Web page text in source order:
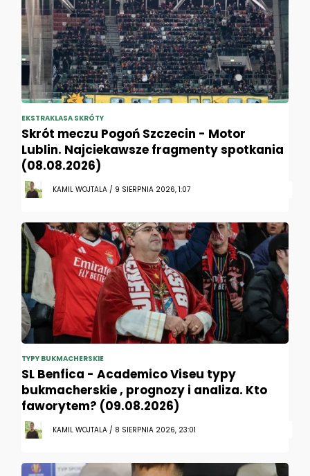
EKSTRAKLASA SKRÓTY
Skrót meczu Pogoń Szczecin - Motor
Lublin. Najciekawsze fragmenty spotkania
(08.08.2026)
KAMIL WOJTALA / 9 SIERPNIA 2026, 1:07
TYPY BUKMACHERSKIE
SL Benfica - Academico Viseu typy
bukmacherskie , prognozy i analiza. Kto
faworytem? (09.08.2026)
KAMIL WOJTALA / 8 SIERPNIA 2026, 23:01